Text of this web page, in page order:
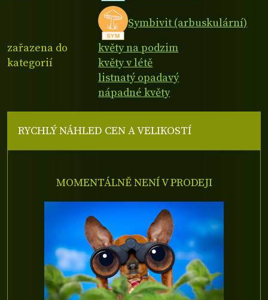
Symbivit (arbuskulární)
zařazena do
kategorií
květy na podzim
květy v létě
listnatý opadavý
nápadné květy
RYCHLÝ NÁHLED CEN A VELIKOSTÍ
MOMENTÁLNĚ NENÍ V PRODEJI